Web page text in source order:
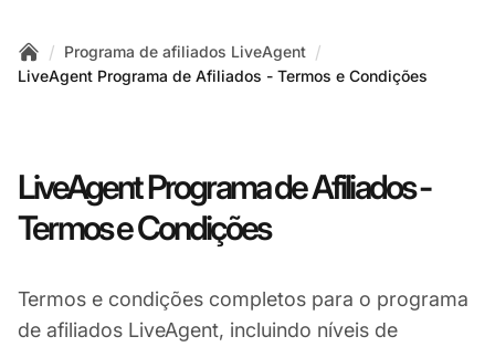
Home
/ Programa de afiliados LiveAgent /
LiveAgent Programa de Afiliados - Termos e Condições
LiveAgent Programa de Afiliados -
Termos e Condições
Termos e condições completos para o programa
de afiliados LiveAgent, incluindo níveis de